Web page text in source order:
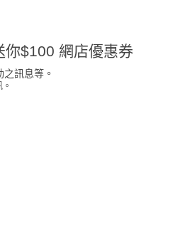
你$100 網店優惠券
訊息等。